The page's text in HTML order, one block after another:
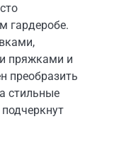
гардеробе.
пряжками и
преобразить
стильные